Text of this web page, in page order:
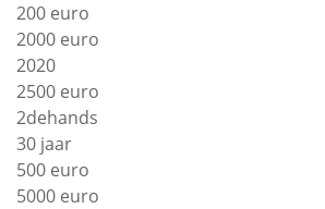
200 euro
2000 euro
2020
2500 euro
2dehands
30 jaar
500 euro
5000 euro